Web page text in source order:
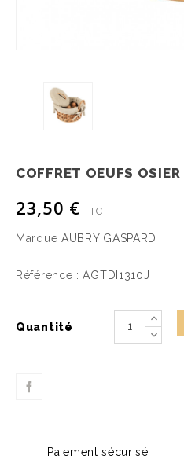
COFFRET OEUFS
23,50 € TTC
Marque AUBRY GASPARD
Référence : AGTDI1310J
Quantité
Paiement sécurisé